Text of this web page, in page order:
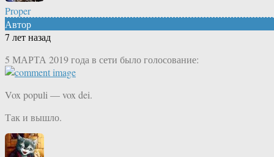
Proper
Автор
7 лет назад
5 МАРТА 2019 года в сети было голосование:
Vox populi — vox dei.
Так и вышло.